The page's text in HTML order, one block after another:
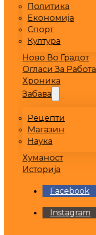
Политика
Економија
Спорт
Култура
Ново Во Градот
Огласи За Работа
Хроника
Забава
Рецепти
Магазин
Наука
Хуманост
Историја
Facebook
Instagram